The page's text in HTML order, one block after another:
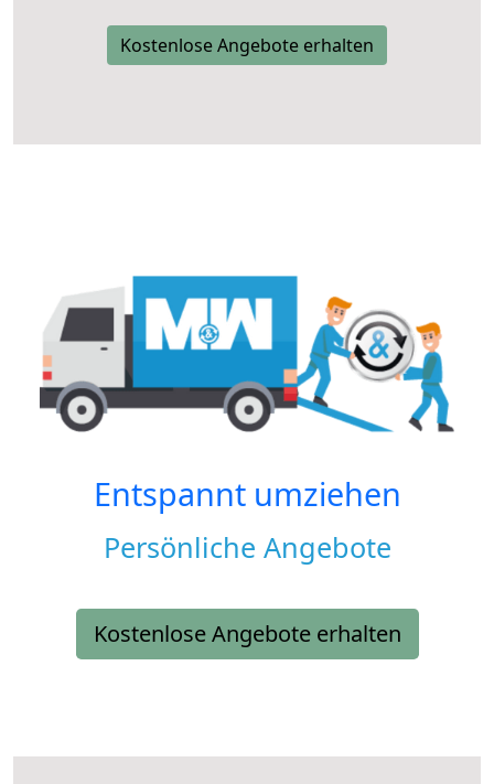
Kostenlose Angebote erhalten
Entspannt umziehen
Persönliche Angebote
Kostenlose Angebote erhalten